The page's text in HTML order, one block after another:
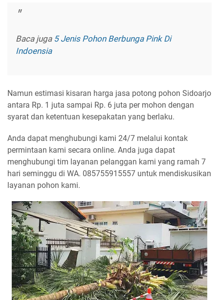
Baca juga 5 Jenis Pohon Berbunga Pink Di
Indoensia
Namun estimasi kisaran harga jasa potong pohon Sidoarjo
antara Rp. 1 juta sampai Rp. 6 juta per mohon dengan
syarat dan ketentuan kesepakatan yang berlaku.
Anda dapat menghubungi kami 24/7 melalui kontak
permintaan kami secara online. Anda juga dapat
menghubungi tim layanan pelanggan kami yang ramah 7
hari seminggu di WA. 085755915557 untuk mendiskusikan
layanan pohon kami.